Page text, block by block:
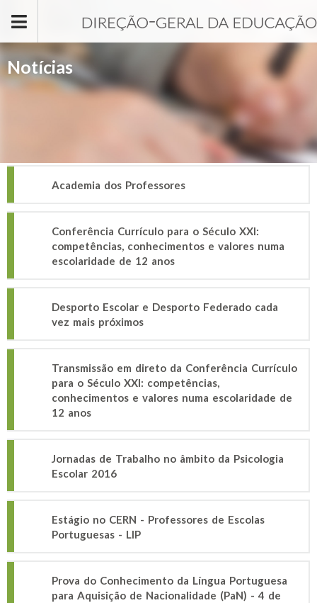
Notícias
Academia dos Professores
Conferência Currículo para o Século XXI:
competências, conhecimentos e valores numa
escolaridade de 12 anos
Desporto Escolar e Desporto Federado cada
vez mais próximos
Transmissão em direto da Conferência Currículo
para o Século XXI: competências,
conhecimentos e valores numa escolaridade de
12 anos
Jornadas de Trabalho no âmbito da Psicologia
Escolar 2016
Estágio no CERN - Professores de Escolas
Portuguesas - LIP
Prova do Conhecimento da Língua Portuguesa
para Aquisição de Nacionalidade (PaN) - 4 de